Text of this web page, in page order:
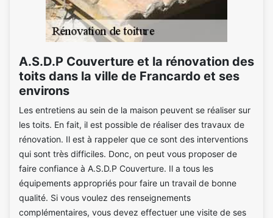
A.S.D.P Couverture et la rénovation des
toits dans la ville de Francardo et ses
environs
Les entretiens au sein de la maison peuvent se réaliser sur
les toits. En fait, il est possible de réaliser des travaux de
rénovation. Il est à rappeler que ce sont des interventions
qui sont très difficiles. Donc, on peut vous proposer de
faire confiance à A.S.D.P Couverture. Il a tous les
équipements appropriés pour faire un travail de bonne
qualité. Si vous voulez des renseignements
complémentaires, vous devez effectuer une visite de ses